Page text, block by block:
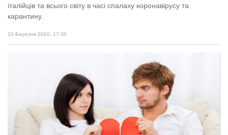
італійців та всього світу в часі спалаху коронавірусу та
карантину.
15 Березня 2020, 17:30